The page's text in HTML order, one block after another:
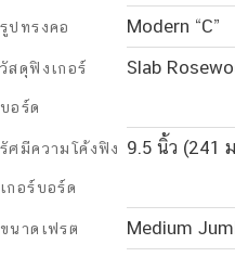
รูปทรงคอ Modern “C”
วัสดุฟิงเกอร์
บอร์ด
Slab
รัศมีความโค้งฟิง
เกอร์บอร์ด
9.5 นิ้ว (241
ขนาดเฟรต Medium